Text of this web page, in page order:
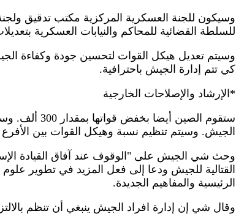
وسيكون للجنة العسكرية المركزية مكتب تدقيق
للسلطة القضائية للمحاكم والنيابات العسكرية
وسيتم تعديل هيكل القوات لتحسين جودة وكفاءة
كي تتم إدارة الجيش باحترافية.
*الإرشاد والإصلاحات الخارجية
ستقوم
الجيش. وسيتم تنظيم نسبة وهيكل القوات بين الأفرع
وحث شي الجيش على "الوقوف عند آفاق القيادة
القتالية للجيش ودعا إلى فعل المزيد في تطوير علوم
الرئيسية والمفاهيم الجديدة.
وقال شي إن إدارة افراد الجيش ينبغي أن تنظم